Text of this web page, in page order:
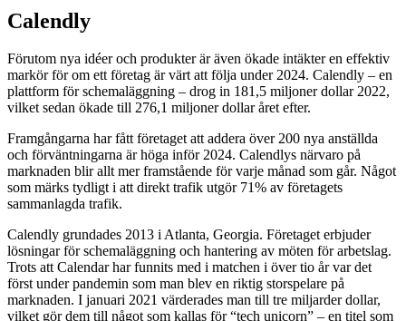
Calendly
Förutom nya idéer och produkter är även ökade intäkter en effektiv
markör för om ett företag är värt att följa under 2024. Calendly – en
plattform för schemaläggning – drog in 181,5 miljoner dollar 2022,
vilket sedan ökade till 276,1 miljoner dollar året efter.
Framgångarna har fått företaget att addera över 200 nya anställda
och förväntningarna är höga inför 2024. Calendlys närvaro på
marknaden blir allt mer framstående för varje månad som går. Något
som märks tydligt i att direkt trafik utgör 71% av företagets
sammanlagda trafik.
Calendly grundades 2013 i Atlanta, Georgia. Företaget erbjuder
lösningar för schemaläggning och hantering av möten för arbetslag.
Trots att Calendar har funnits med i matchen i över tio år var det
först under pandemin som man blev en riktig storspelare på
marknaden. I januari 2021 värderades man till tre miljarder dollar,
vilket gör dem till något som kallas för “tech unicorn” – en titel som